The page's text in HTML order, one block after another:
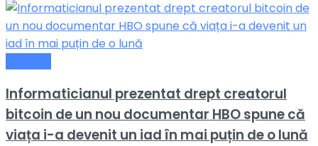
Informaticianul prezentat drept creatorul
bitcoin de un nou documentar HBO spune că
viața i-a devenit un iad în mai puțin de o lună